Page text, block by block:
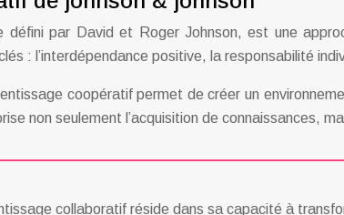
défini par David et Roger Johnson, est une
: l’interdépendance positive, la responsabilité
coopératif permet de créer un
non seulement l’acquisition de connaissances,
collaboratif réside dans sa capacité à